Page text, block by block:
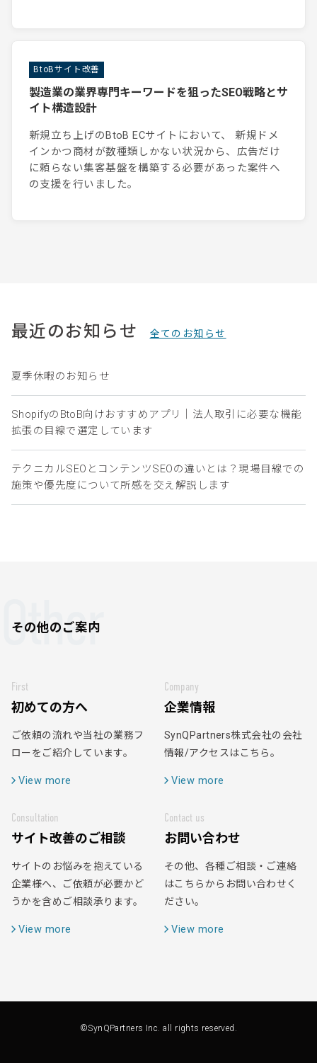
BtoBサイト改善
製造業の業界専門キーワードを狙ったSEO戦略とサ
イト構造設計
新規立ち上げのBtoB ECサイトにおいて、 新規ドメ
インかつ商材が数種類しかない状況から、広告だけ
に頼らない集客基盤を構築する必要があった案件へ
の支援を行いました。
最近のお知らせ 全てのお知らせ
夏季休暇のお知らせ
ShopifyのBtoB向けおすすめアプリ｜法人取引に必要な機能
拡張の目線で選定しています
テクニカルSEOとコンテンツSEOの違いとは？現場目線での
施策や優先度について所感を交え解説します
Other
その他のご案内
First
初めての方へ
ご依頼の流れや当社の業務フ
ローをご紹介しています。
View more
Company
企業情報
SynQPartners株式会社の会社
情報/アクセスはこちら。
View more
Consultation
サイト改善のご相談
サイトのお悩みを抱えている
企業様へ、ご依頼が必要かど
うかを含めご相談承ります。
View more
Contact us
お問い合わせ
その他、各種ご相談・ご連絡
はこちらからお問い合わせく
ださい。
View more
©SynQPartners Inc. all rights reserved.